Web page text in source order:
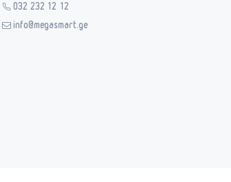
032 232 12 12
info@megasmart.ge